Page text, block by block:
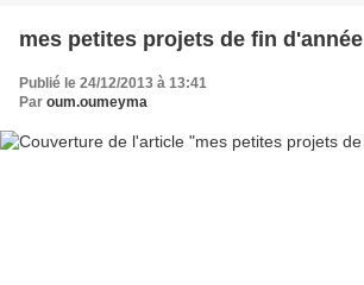
mes petites projets de fin d'année
Publié le 24/12/2013 à 13:41
Par oum.oumeyma